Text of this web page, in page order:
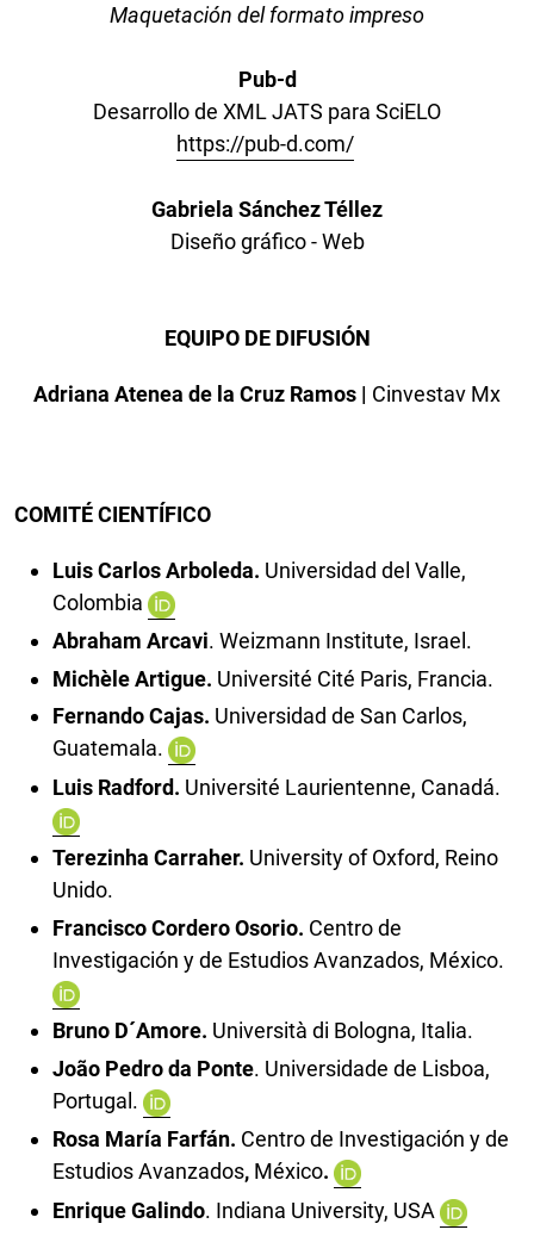
Maquetación del formato impreso
Pub-d
Desarrollo de XML JATS para SciELO
https://pub-d.com/
Gabriela Sánchez Téllez
Diseño gráfico - Web
EQUIPO DE DIFUSIÓN
Adriana Atenea de la Cruz Ramos | Cinvestav Mx
COMITÉ CIENTÍFICO
Luis Carlos Arboleda. Universidad del Valle,
Colombia
Abraham Arcavi. Weizmann Institute, Israel.
Michèle Artigue. Université Cité Paris, Francia.
Fernando Cajas. Universidad de San Carlos,
Guatemala.
Luis Radford. Université Laurientenne, Canadá.
Terezinha Carraher. University of Oxford, Reino
Unido.
Francisco CorderoOsorio. Centro de
Investigación y de Estudios Avanzados, México.
Bruno D´Amore. Università di Bologna, Italia.
João Pedro da Ponte. Universidade de Lisboa,
Portugal.
Rosa María Farfán. Centro de Investigación y de
Estudios Avanzados, México.
Enrique Galindo. Indiana University, USA